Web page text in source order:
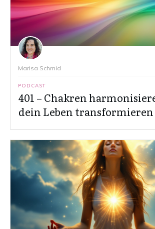
Marisa Schmid
PODCAST
401 – Chakren
dein Leben transformieren